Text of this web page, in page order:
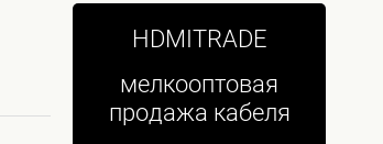
HDMITRADE
мелкооптовая
продажа кабеля